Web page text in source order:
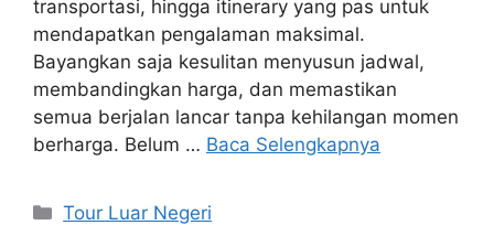
transportasi, hingga itinerary yang pas untuk
mendapatkan pengalaman maksimal.
Bayangkan saja kesulitan menyusun jadwal,
membandingkan harga, dan memastikan
semua berjalan lancar tanpa kehilangan momen
berharga. Belum … Baca Selengkapnya
Kategori
Tour Luar Negeri